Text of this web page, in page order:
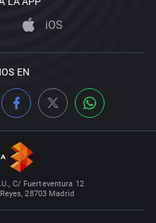
iOS
EN
C/ Fuerteventura 12
28703 Madrid